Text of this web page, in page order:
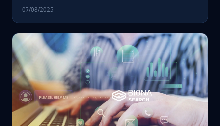
07/08/2025